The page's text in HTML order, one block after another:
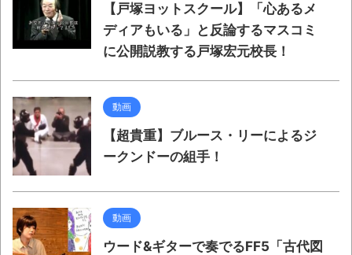
【戸塚ヨットスクール】「心あるメ
ディアもいる」と反論するマスコミ
に公開説教する戸塚宏元校長！
動画
【超貴重】ブルース・リーによるジ
ークンドーの組手！
動画
ウード&ギターで奏でるFF5「古代図